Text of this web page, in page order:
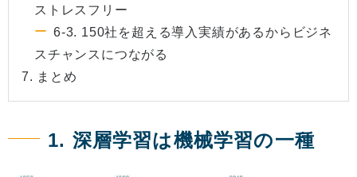
ストレスフリー
6-3. 150社を超える導入実績があるからビジネ
スチャンスにつながる
7. まとめ
1. 深層学習は機械学習の一種